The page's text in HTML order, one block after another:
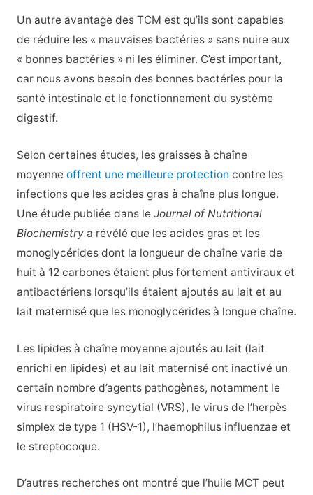
Un autre avantage des TCM est qu’ils sont capables
de réduire les « mauvaises bactéries » sans nuire aux
« bonnes bactéries » ni les éliminer. C’est important,
car nous avons besoin des bonnes bactéries pour la
santé intestinale et le fonctionnement du système
digestif.
Selon certaines études, les graisses à chaîne
moyenne offrent une meilleure protection contre les
infections que les acides gras à chaîne plus longue.
Une étude publiée dans leJournal of Nutritional
Biochemistrya révélé que les acides gras et les
monoglycérides dont la longueur de chaîne varie de
huit à 12 carbones étaient plus fortement antiviraux et
antibactériens lorsqu’ils étaient ajoutés au lait et au
lait maternisé que les monoglycérides à longue chaîne.
Les lipides à chaîne moyenne ajoutés au lait (lait
enrichi en lipides) et au lait maternisé ont inactivé un
certain nombre d’agents pathogènes, notamment le
virus respiratoire syncytial (VRS), le virus de l’herpès
simplex de type 1 (HSV-1), l’haemophilus influenzae et
le streptocoque.
D’autres recherches ont montré que l’huile MCT peut